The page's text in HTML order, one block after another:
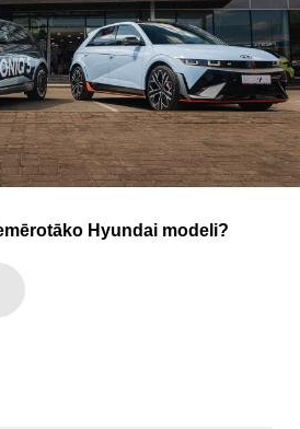
Hyundai modeli?